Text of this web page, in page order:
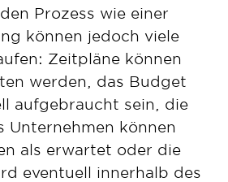
Prozess wie einer
können jedoch viele
Zeitpläne können
werden, das Budget
aufgebraucht sein, die
Unternehmen können
als erwartet oder die
eventuell innerhalb des